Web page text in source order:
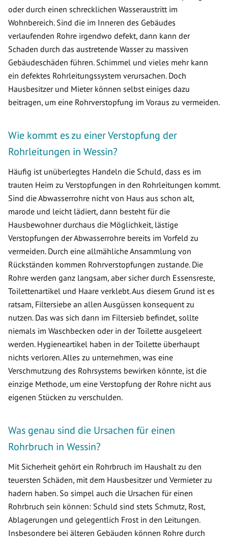
oder durch einen schrecklichen Wasseraustritt im
Wohnbereich. Sind die im Inneren des Gebäudes
verlaufenden Rohre irgendwo defekt, dann kann der
Schaden durch das austretende Wasser zu massiven
Gebäudeschäden führen. Schimmel und vieles mehr kann
ein defektes Rohrleitungssystem verursachen. Doch
Hausbesitzer und Mieter können selbst einiges dazu
beitragen, um eine Rohrverstopfung im Voraus zu vermeiden.
Wie kommt es zu einer Verstopfung der
Rohrleitungen in Wessin?
Häufig ist unüberlegtes Handeln die Schuld, dass es im
trauten Heim zu Verstopfungen in den Rohrleitungen kommt.
Sind die Abwasserrohre nicht von Haus aus schon alt,
marode und leicht lädiert, dann besteht für die
Hausbewohner durchaus die Möglichkeit, lästige
Verstopfungen der Abwasserrohre bereits im Vorfeld zu
vermeiden. Durch eine allmähliche Ansammlung von
Rückständen kommen Rohrverstopfungen zustande. Die
Rohre werden ganz langsam, aber sicher durch Essensreste,
Toilettenartikel und Haare verklebt. Aus diesem Grund ist es
ratsam, Filtersiebe an allen Ausgüssen konsequent zu
nutzen. Das was sich dann im Filtersieb befindet, sollte
niemals im Waschbecken oder in der Toilette ausgeleert
werden. Hygieneartikel haben in der Toilette überhaupt
nichts verloren. Alles zu unternehmen, was eine
Verschmutzung des Rohrsystems bewirken könnte, ist die
einzige Methode, um eine Verstopfung der Rohre nicht aus
eigenen Stücken zu verschulden.
Was genau sind die Ursachen für einen
Rohrbruch in Wessin?
Mit Sicherheit gehört ein Rohrbruch im Haushalt zu den
teuersten Schäden, mit dem Hausbesitzer und Vermieter zu
hadern haben. So simpel auch die Ursachen für einen
Rohrbruch sein können: Schuld sind stets Schmutz, Rost,
Ablagerungen und gelegentlich Frost in den Leitungen.
Insbesondere bei älteren Gebäuden können Rohre durch